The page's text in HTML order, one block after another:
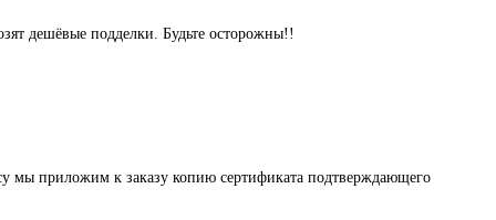
дешёвые подделки. Будьте осторожны!!
мы приложим к заказу копию сертификата подтверждающего